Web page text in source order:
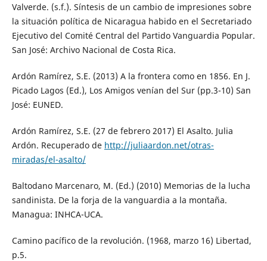
Valverde. (s.f.). Síntesis de un cambio de impresiones sobre
la situación política de Nicaragua habido en el Secretariado
Ejecutivo del Comité Central del Partido Vanguardia Popular.
San José: Archivo Nacional de Costa Rica.
Ardón Ramírez, S.E. (2013) A la frontera como en 1856. En J.
Picado Lagos (Ed.), Los Amigos venían del Sur (pp.3-10) San
José: EUNED.
Ardón Ramírez, S.E. (27 de febrero 2017) El Asalto. Julia
Ardón. Recuperado de http://juliaardon.net/otras-
miradas/el-asalto/
Baltodano Marcenaro, M. (Ed.) (2010) Memorias de la lucha
sandinista. De la forja de la vanguardia a la montaña.
Managua: INHCA-UCA.
Camino pacífico de la revolución. (1968, marzo 16) Libertad,
p.5.